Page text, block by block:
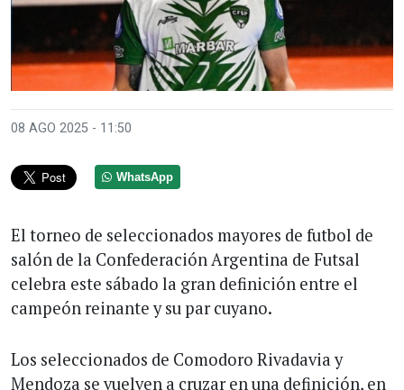
08 AGO 2025 - 11:50
WhatsApp
El torneo de seleccionados mayores de futbol de
salón de la Confederación Argentina de Futsal
celebra este sábado la gran definición entre el
campeón reinante y su par cuyano.
Los seleccionados de Comodoro Rivadavia y
Mendoza se vuelven a cruzar en una definición, en